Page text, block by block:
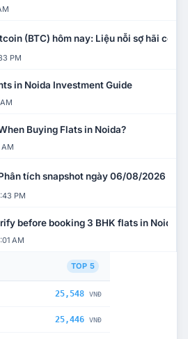
(BTC) hôm nay: Liệu nỗi sợ hãi có
PM
in Noida Investment Guide
Buying Flats in Noida?
tích snapshot ngày 06/08/2026
PM
before booking 3 BHK flats in Noida?
AM
TOP 5
25,548 VNĐ
25,446 VNĐ